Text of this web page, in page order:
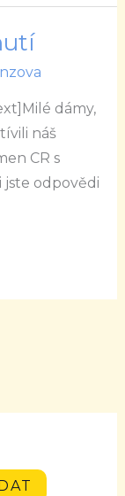
dámy,
náš
CR s
jste odpovědi